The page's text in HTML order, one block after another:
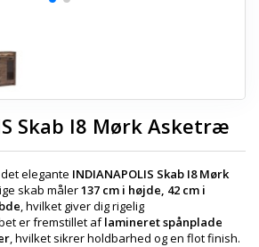
Skab I8 Mørk Asketræ
elegante INDIANAPOLIS Skab I8 Mørk
skab måler137 cm i højde, 42 cm i
, hvilket giver dig rigelig
er fremstillet aflamineret spånplade
, hvilket sikrer holdbarhed og en flot finish.